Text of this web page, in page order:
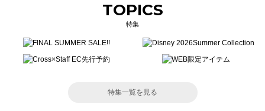
TOPICS
特集
特集一覧を見る